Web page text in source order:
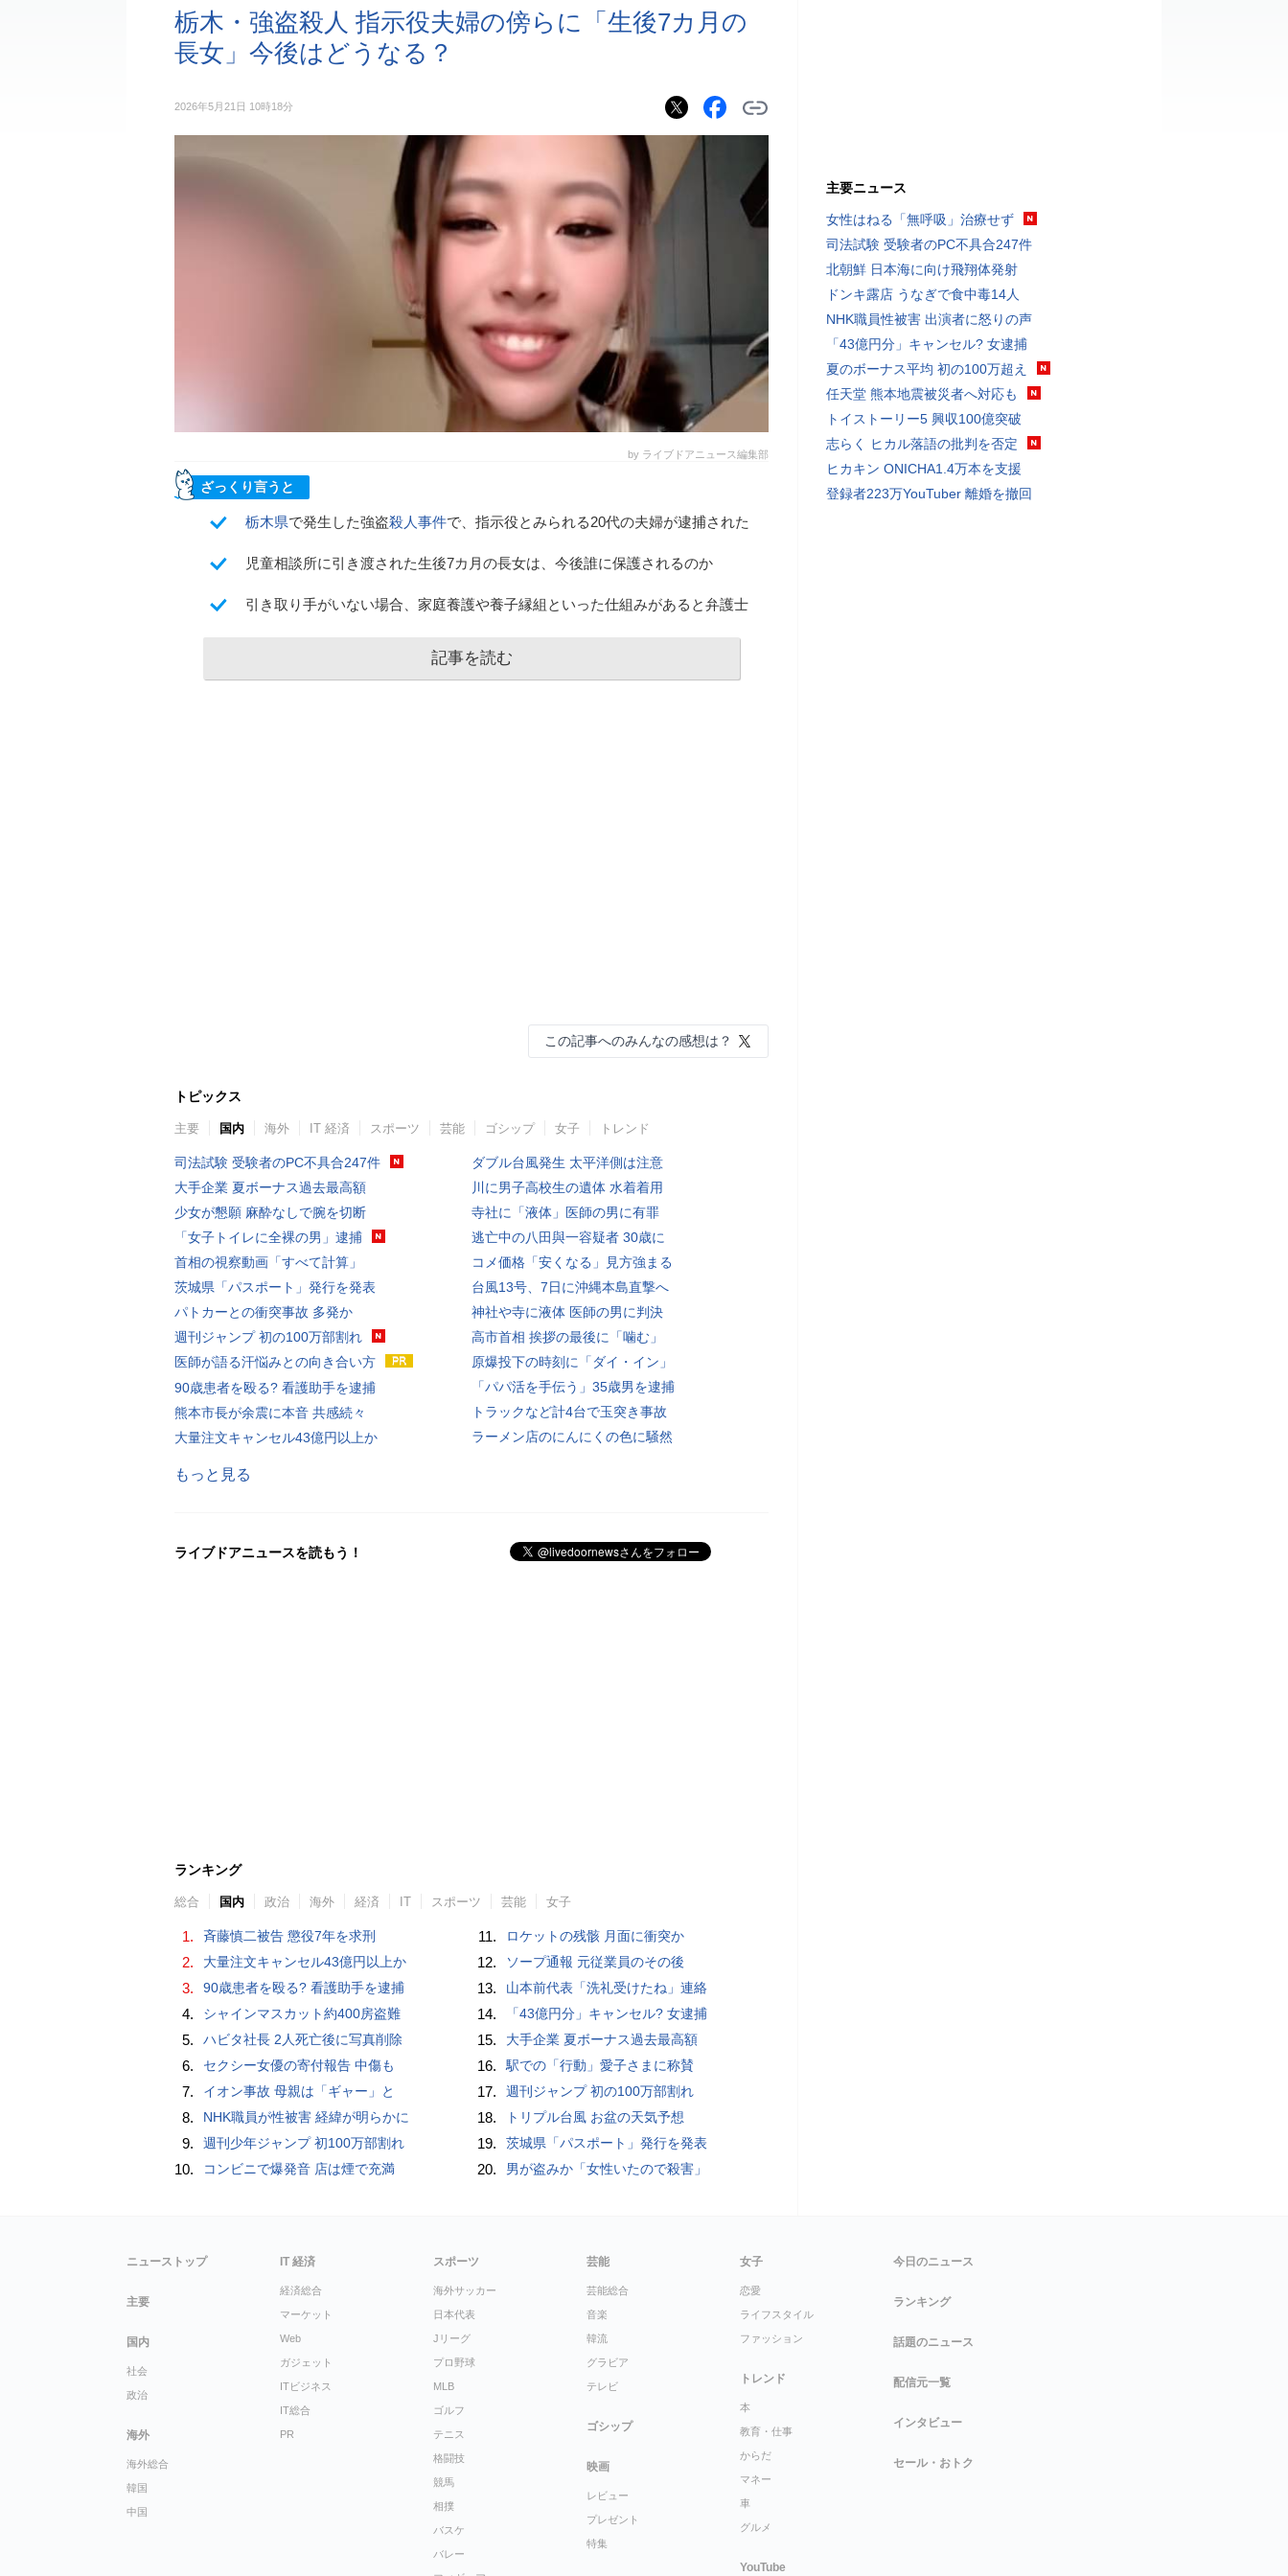
栃木・強盗殺人 指示役夫婦の傍らに「生後7カ月の
長女」今後はどうなる？
2026年5月21日 10時18分
by ライブドアニュース編集部
ざっくり言うと
栃木県で発生した強盗殺人事件で、指示役とみられる20代の夫婦が逮捕された
児童相談所に引き渡された生後7カ月の長女は、今後誰に保護されるのか
引き取り手がいない場合、家庭養護や養子縁組といった仕組みがあると弁護士
記事を読む
この記事へのみんなの感想は？
トピックス
主要 国内 海外 IT 経済 スポーツ 芸能 ゴシップ 女子 トレンド
司法試験 受験者のPC不具合247件
大手企業 夏ボーナス過去最高額
少女が懇願 麻酔なしで腕を切断
「女子トイレに全裸の男」逮捕
首相の視察動画「すべて計算」
茨城県「パスポート」発行を発表
パトカーとの衝突事故 多発か
週刊ジャンプ 初の100万部割れ
医師が語る汗悩みとの向き合い方
90歳患者を殴る? 看護助手を逮捕
熊本市長が余震に本音 共感続々
大量注文キャンセル43億円以上か
ダブル台風発生 太平洋側は注意
川に男子高校生の遺体 水着着用
寺社に「液体」医師の男に有罪
逃亡中の八田與一容疑者 30歳に
コメ価格「安くなる」見方強まる
台風13号、7日に沖縄本島直撃へ
神社や寺に液体 医師の男に判決
高市首相 挨拶の最後に「噛む」
原爆投下の時刻に「ダイ・イン」
「パパ活を手伝う」35歳男を逮捕
トラックなど計4台で玉突き事故
ラーメン店のにんにくの色に騒然
もっと見る
ライブドアニュースを読もう！
ランキング
総合 国内 政治 海外 経済 IT スポーツ 芸能 女子
1. 斉藤慎二被告 懲役7年を求刑
2. 大量注文キャンセル43億円以上か
3. 90歳患者を殴る? 看護助手を逮捕
4. シャインマスカット約400房盗難
5. ハビタ社長 2人死亡後に写真削除
6. セクシー女優の寄付報告 中傷も
7. イオン事故 母親は「ギャー」と
8. NHK職員が性被害 経緯が明らかに
9. 週刊少年ジャンプ 初100万部割れ
10. コンビニで爆発音 店は煙で充満
11. ロケットの残骸 月面に衝突か
12. ソープ通報 元従業員のその後
13. 山本前代表「洗礼受けたね」連絡
14. 「43億円分」キャンセル? 女逮捕
15. 大手企業 夏ボーナス過去最高額
16. 駅での「行動」愛子さまに称賛
17. 週刊ジャンプ 初の100万部割れ
18. トリプル台風 お盆の天気予想
19. 茨城県「パスポート」発行を発表
20. 男が盗みか「女性いたので殺害」
主要ニュース
女性はねる「無呼吸」治療せず
司法試験 受験者のPC不具合247件
北朝鮮 日本海に向け飛翔体発射
ドンキ露店 うなぎで食中毒14人
NHK職員性被害 出演者に怒りの声
「43億円分」キャンセル? 女逮捕
夏のボーナス平均 初の100万超え
任天堂 熊本地震被災者へ対応も
トイストーリー5 興収100億突破
志らく ヒカル落語の批判を否定
ヒカキン ONICHA1.4万本を支援
登録者223万YouTuber 離婚を撤回
ニューストップ
主要
国内
社会
政治
海外
海外総合
韓国
中国
IT 経済
経済総合
マーケット
Web
ガジェット
ITビジネス
IT総合
PR
スポーツ
海外サッカー
日本代表
Jリーグ
プロ野球
MLB
ゴルフ
テニス
格闘技
競馬
相撲
バスケ
バレー
芸能
芸能総合
音楽
韓流
グラビア
テレビ
ゴシップ
映画
レビュー
プレゼント
特集
女子
恋愛
ライフスタイル
ファッション
トレンド
本
教育・仕事
からだ
マネー
車
グルメ
YouTube
今日のニュース
ランキング
話題のニュース
配信元一覧
インタビュー
セール・おトク